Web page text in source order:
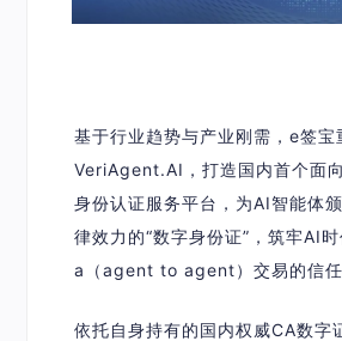
基于行业趋势与产业刚需，e签宝
VeriAgent.AI ，打造国内首个面
身份认证服务平台，为AI智能体
律效力的“数字身份证”，筑牢AI
a（agent to agent）交易的信任
依托自身持有的国内权威CA数字